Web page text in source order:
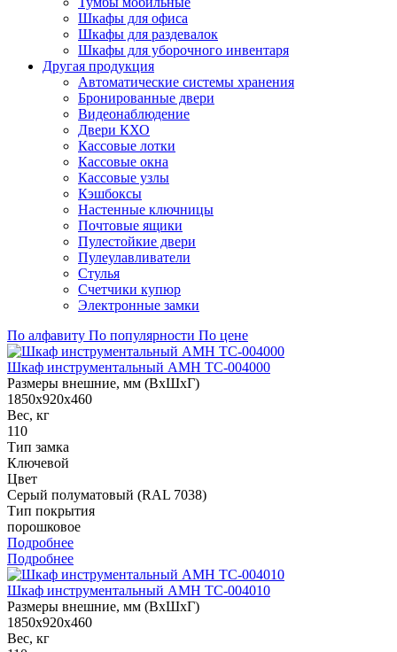
Шкафы для офиса
Шкафы для раздевалок
Шкафы для уборочного инвентаря
Другая продукция
Автоматические системы хранения
Бронированные двери
Видеонаблюдение
Двери КХО
Кассовые лотки
Кассовые окна
Кассовые узлы
Кэшбоксы
Настенные ключницы
Почтовые ящики
Пулестойкие двери
Пулеулавливатели
Стулья
Счетчики купюр
Электронные замки
По алфавиту По популярности По цене
Шкаф инструментальный AMH TC-004000
Размеры внешние, мм (ВхШхГ)
1850x920x460
Вес, кг
110
Тип замка
Ключевой
Цвет
Серый полуматовый (RAL 7038)
Тип покрытия
порошковое
Подробнее
Подробнее
Шкаф инструментальный AMH TC-004010
Размеры внешние, мм (ВхШхГ)
1850x920x460
Вес, кг